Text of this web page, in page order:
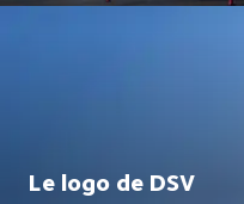
Le logo de DSV